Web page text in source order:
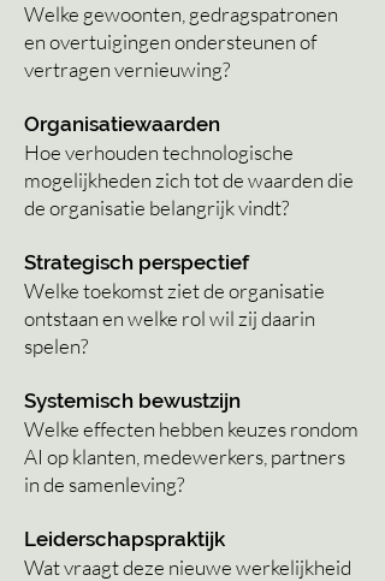
Welke gewoonten, gedragspatronen
en overtuigingen ondersteunen of
vertragen vernieuwing?
Organisatiewaarden
Hoe verhouden technologische
mogelijkheden zich tot de waarden die
de organisatie belangrijk vindt?
Strategisch perspectief
Welke toekomst ziet de organisatie
ontstaan en welke rol wil zij daarin
spelen?
Systemisch bewustzijn
Welke effecten hebben keuzes rondom
AI op klanten, medewerkers, partners
in de samenleving?
Leiderschapspraktijk
Wat vraagt deze nieuwe werkelijkheid